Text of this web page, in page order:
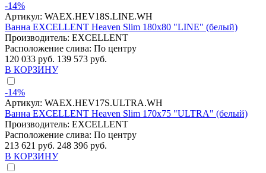
-14%
Артикул: WAEX.HEV18S.LINE.WH
Ванна EXCELLENT Heaven Slim 180x80 "LINE" (белый)
Производитель: EXCELLENT
Расположение слива: По центру
120 033 руб. 139 573 руб.
В КОРЗИНУ
-14%
Артикул: WAEX.HEV17S.ULTRA.WH
Ванна EXCELLENT Heaven Slim 170x75 "ULTRA" (белый)
Производитель: EXCELLENT
Расположение слива: По центру
213 621 руб. 248 396 руб.
В КОРЗИНУ